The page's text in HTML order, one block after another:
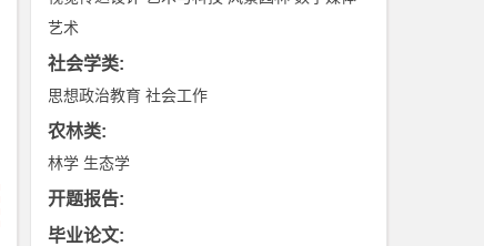
艺术
社会学类:
思想政治教育 社会工作
农林类:
林学 生态学
开题报告:
毕业论文: